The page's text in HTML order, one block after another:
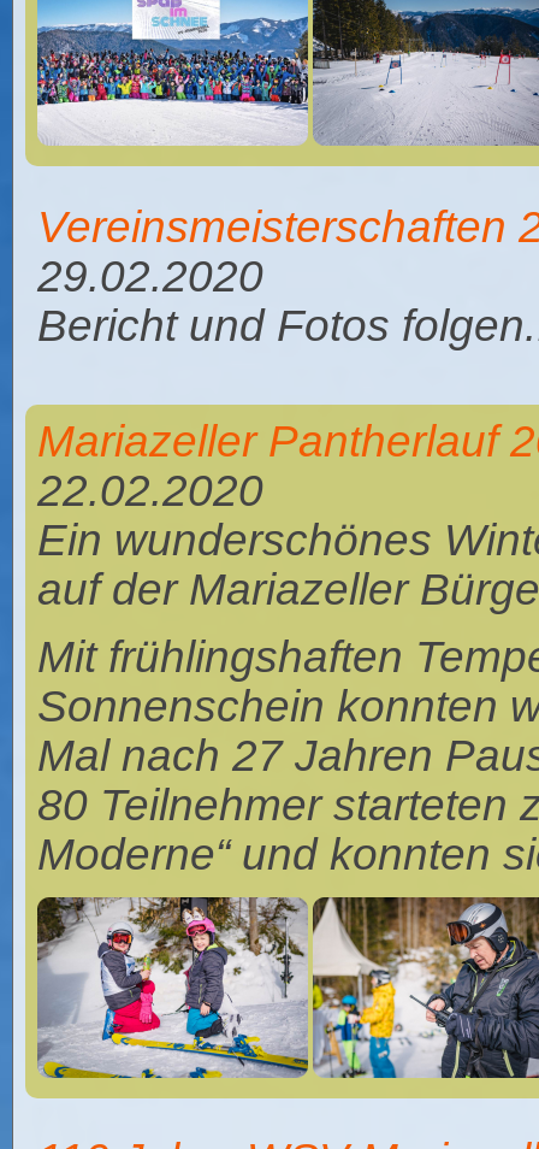
Vereinsmeisterschaften
29.02.2020
Bericht und Fotos
Mariazeller Pantherlauf
22.02.2020
Ein wunderschönes
auf der Mariazeller
Mit frühlingshaften
Sonnenschein konnten
Mal nach 27 Jahren
80 Teilnehmer starteten
Moderne“ und konnten